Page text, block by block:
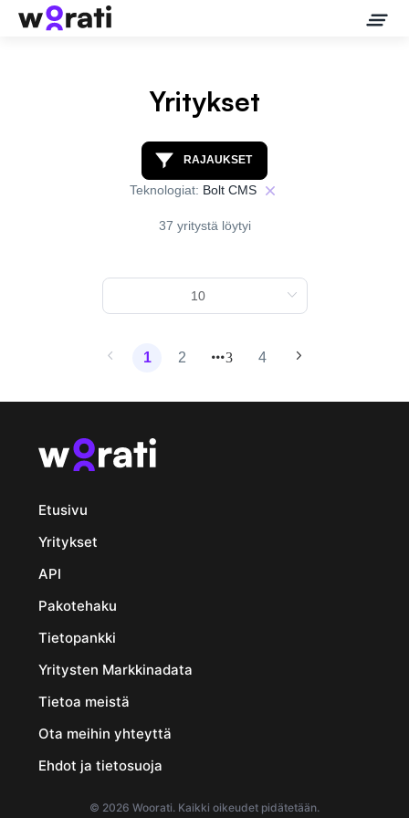
Ota meihin yhteyttä
Pakotehaku
Tietopankki
ENGLANTI
Yritykset
RAJAUKSET
Teknologiat: Bolt CMS
37 yritystä löytyi
1 2 3 4
Etusivu
Yritykset
API
Pakotehaku
Tietopankki
Yritysten Markkinadata
Tietoa meistä
Ota meihin yhteyttä
Ehdot ja tietosuoja
© 2026 Woorati. Kaikki oikeudet pidätetään.